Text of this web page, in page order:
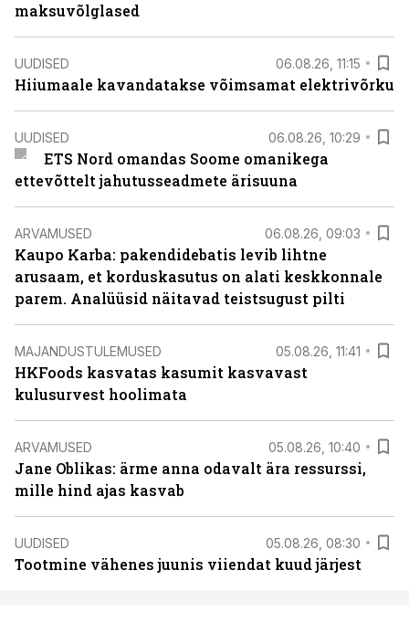
maksuvõlglased
UUDISED 06.08.26, 11:15
Hiiumaale kavandatakse võimsamat elektrivõrku
UUDISED 06.08.26, 10:29
ETS Nord omandas Soome omanikega
ettevõttelt jahutusseadmete ärisuuna
ARVAMUSED 06.08.26, 09:03
Kaupo Karba: pakendidebatis levib lihtne
arusaam, et korduskasutus on alati keskkonnale
parem. Analüüsid näitavad teistsugust pilti
MAJANDUSTULEMUSED 05.08.26, 11:41
HKFoods kasvatas kasumit kasvavast
kulusurvest hoolimata
ARVAMUSED 05.08.26, 10:40
Jane Oblikas: ärme anna odavalt ära ressurssi,
mille hind ajas kasvab
UUDISED 05.08.26, 08:30
Tootmine vähenes juunis viiendat kuud järjest